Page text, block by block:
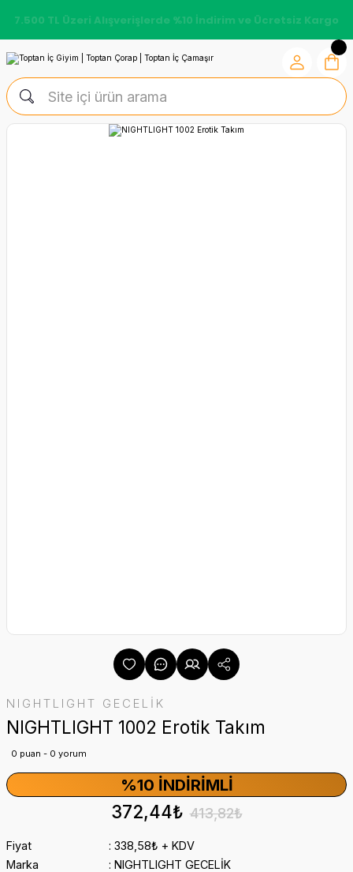
7.500 TL Üzeri Alışverişlerde %10 İndirim ve Ücretsiz Kargo
NIGHTLIGHT GECELİK
NIGHTLIGHT 1002 Erotik Takım
0 puan - 0 yorum
%10 İNDIRIMLI
372,44₺ 413,82₺
Fiyat
338,58₺ + KDV
Marka
NIGHTLIGHT GECELİK